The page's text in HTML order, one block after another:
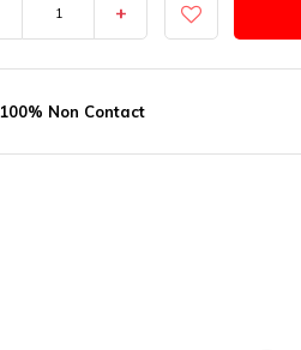
+
100% Non Contact